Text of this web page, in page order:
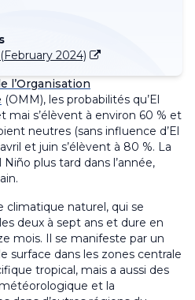
2024)
l’Organisation
(OMM), les probabilités qu’El
mai s’élèvent à environ 60 % et
neutres (sans influence d’El
et juin s’élèvent à 80 %. La
plus tard dans l’année,
climatique naturel, qui se
deux à sept ans et dure en
mois. Il se manifeste par un
surface dans les zones centrale
tropical, mais a aussi des
et la